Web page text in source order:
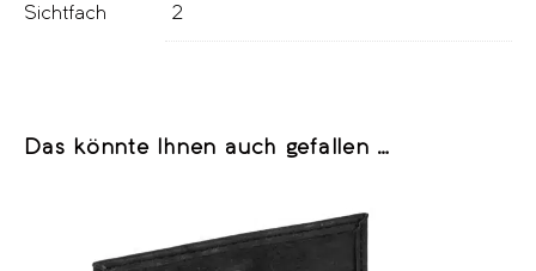
Sichtfach 2
Das könnte Ihnen auch gefallen …